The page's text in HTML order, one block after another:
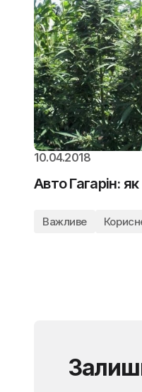
10.04.2018
Авто Гагарін:
Важливе